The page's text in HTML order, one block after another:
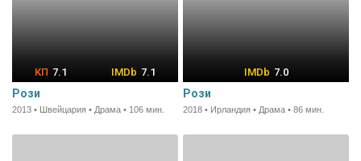
7.1 7.1
Рози
2013 • Швейцария • Драма • 106 мин.
7.0
Рози
2018 • Ирландия • Драма • 86 мин.